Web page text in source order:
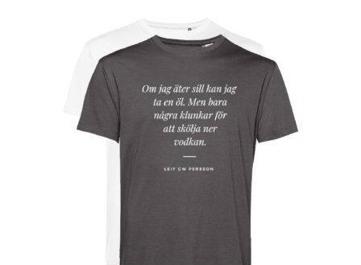
De
olika
alternativen
kan
väljas
på
produktsidan